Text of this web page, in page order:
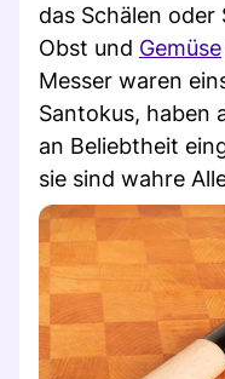
das Schälen
Obst und Gemüse
Messer waren
Santokus, haben
an Beliebtheit
sie sind wahre